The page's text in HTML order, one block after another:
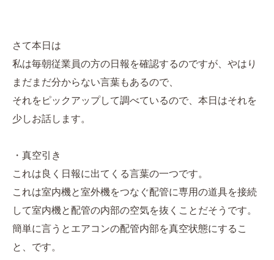
さて本日は
私は毎朝従業員の方の日報を確認するのですが、やはり
まだまだ分からない言葉もあるので、
それをピックアップして調べているので、本日はそれを
少しお話します。
・真空引き
これは良く日報に出てくる言葉の一つです。
これは室内機と室外機をつなぐ配管に専用の道具を接続
して室内機と配管の内部の空気を抜くことだそうです。
簡単に言うとエアコンの配管内部を真空状態にするこ
と、です。